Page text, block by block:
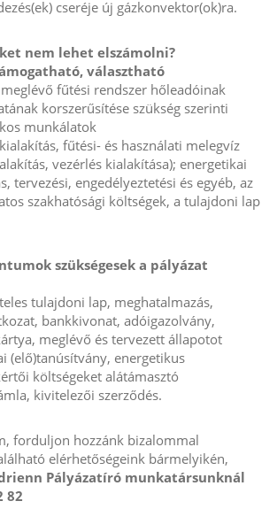
cseréje új gázkonvektor(ok)ra.
nem lehet elszámolni?
választható
meglévő fűtési rendszer hőleadóinak
korszerűsítése szükség szerinti
munkálatok
fűtési- és használati melegvíz
vezérlés kialakítása); energetikai
tervezési, engedélyeztetési és egyéb, az
szakhatósági költségek, a tulajdoni lap
szükségesek a pályázat
tulajdoni lap, meghatalmazás,
bankkivonat, adóigazolvány,
meglévő és tervezett állapotot
(elő)tanúsítvány, energetikus
költségeket alátámasztó
kivitelezői szerződés.
forduljon hozzánk bizalommal
elérhetőségeink bármelyikén,
Pályázatíró munkatársunknál
82